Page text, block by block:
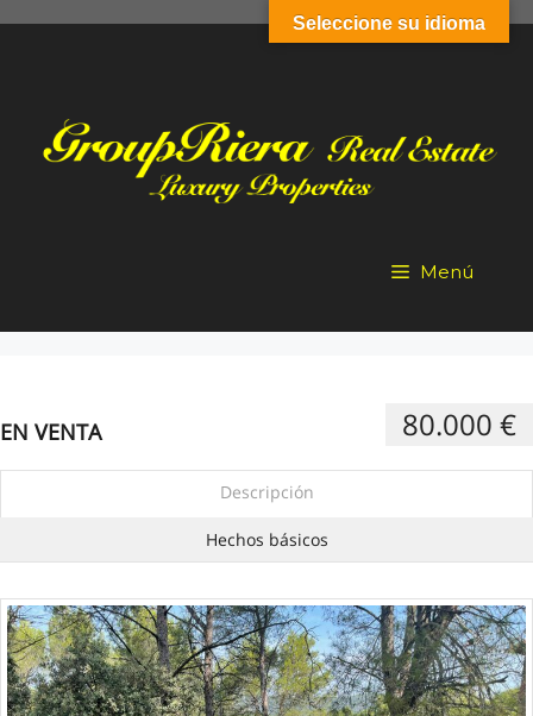
Menú
EN VENTA 80.000 €
Descripción
Hechos básicos
Seleccione su idioma